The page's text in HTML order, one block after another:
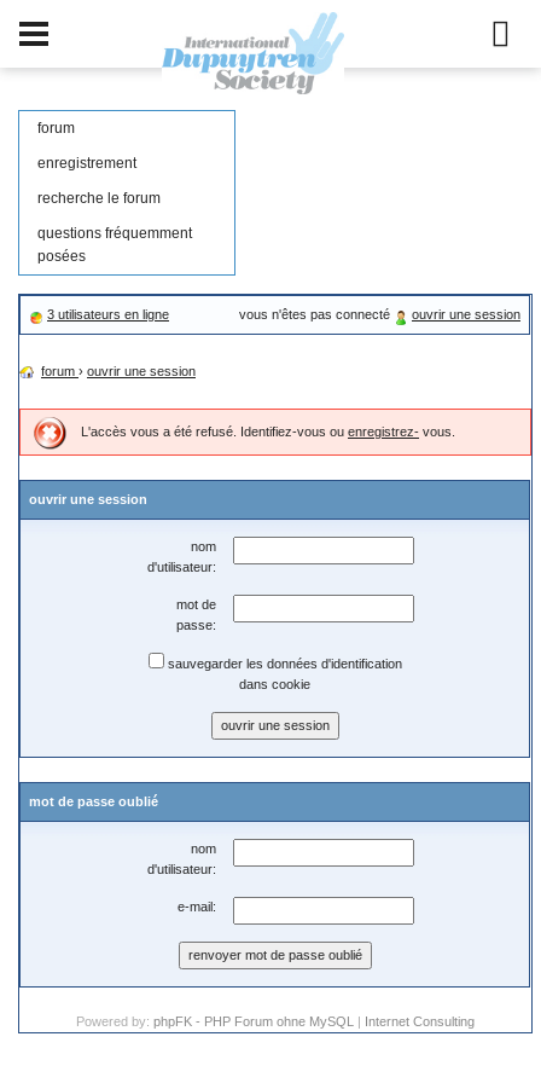
forum
enregistrement
recherche le forum
questions fréquemment
posées
3 utilisateurs en ligne vous n'êtes pas connecté ouvrir une session
forum › ouvrir une session
L'accès vous a été refusé. Identifiez-vous ou enregistrez- vous.
ouvrir une session
nom
d'utilisateur:
mot de
passe:
sauvegarder les données d'identification
dans cookie
mot de passe oublié
nom
d'utilisateur:
e-mail:
Powered by: phpFK - PHP Forum ohne MySQL | Internet Consulting